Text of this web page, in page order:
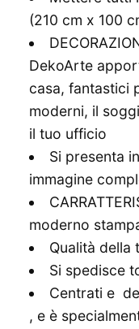
(210 cm x 100
DekoArte
casa, fantastici
moderni, il
il tuo ufficio
Si presenta
immagine
moderno
Qualità della
Si spedisce
Centrati e
, e è